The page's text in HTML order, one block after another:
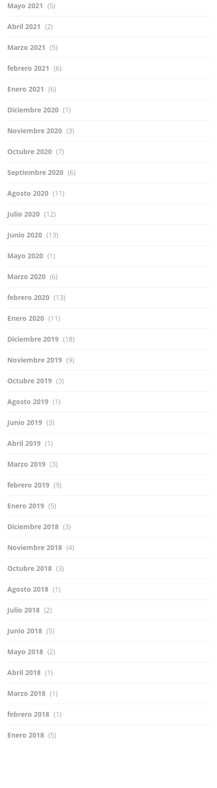
Mayo 2021 (5)
Abril 2021 (2)
Marzo 2021 (5)
febrero 2021 (6)
Enero 2021 (6)
Diciembre 2020 (1)
Noviembre 2020 (3)
Octubre 2020 (7)
Septiembre 2020 (6)
Agosto 2020 (11)
Julio 2020 (12)
Junio 2020 (13)
Mayo 2020 (1)
Marzo 2020 (6)
febrero 2020 (13)
Enero 2020 (11)
Diciembre 2019 (18)
Noviembre 2019 (9)
Octubre 2019 (3)
Agosto 2019 (1)
Junio 2019 (3)
Abril 2019 (1)
Marzo 2019 (3)
febrero 2019 (9)
Enero 2019 (5)
Diciembre 2018 (3)
Noviembre 2018 (4)
Octubre 2018 (3)
Agosto 2018 (1)
Julio 2018 (2)
Junio 2018 (5)
Mayo 2018 (2)
Abril 2018 (1)
Marzo 2018 (1)
febrero 2018 (1)
Enero 2018 (5)